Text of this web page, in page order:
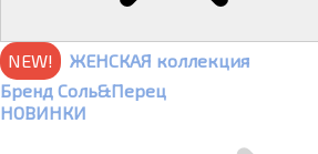
NEW!
ЖЕНСКАЯ коллекция
Бренд Соль&Перец
НОВИНКИ